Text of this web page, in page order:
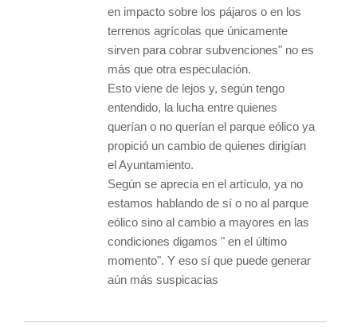
en impacto sobre los pájaros o en los
terrenos agrícolas que únicamente
sirven para cobrar subvenciones" no es
más que otra especulación.
Esto viene de lejos y, según tengo
entendido, la lucha entre quienes
querían o no querían el parque eólico ya
propició un cambio de quienes dirigían
el Ayuntamiento.
Según se aprecia en el artículo, ya no
estamos hablando de sí o no al parque
eólico sino al cambio a mayores en las
condiciones digamos " en el último
momento". Y eso sí que puede generar
aún más suspicacias